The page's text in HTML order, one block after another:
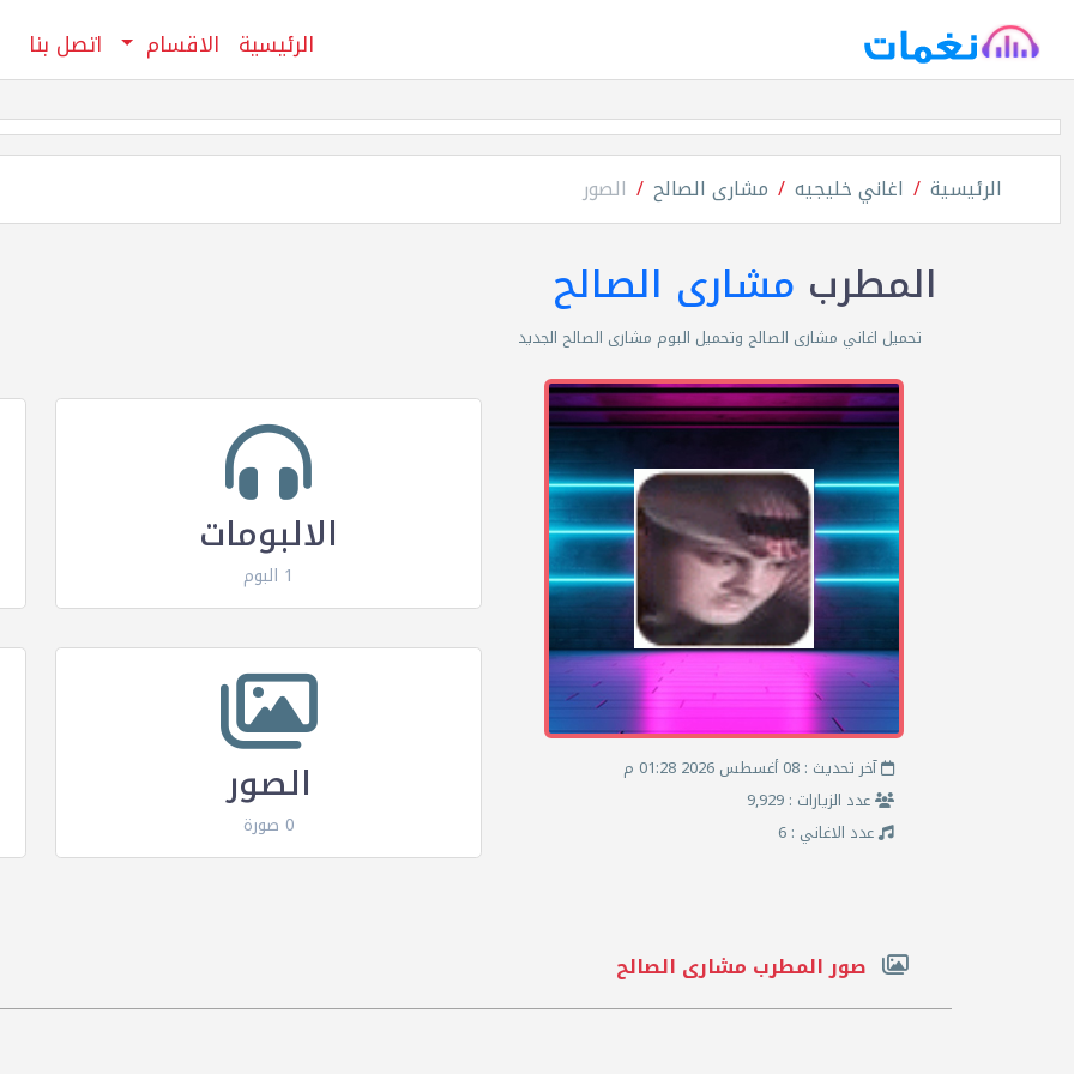
الرئيسية الاقسام اتصل بنا
الرئيسية اغاني خليجيه مشارى الصالح الصور
المطرب مشارى الصالح
تحميل اغاني مشارى الصالح وتحميل البوم مشارى الصالح الجديد
آخر تحديث : 08 أغسطس 2026 01:28 م
عدد الزيارات : 9,929
عدد الاغاني : 6
الالبومات
1 البوم
الصور
0 صورة
صور المطرب مشارى الصالح